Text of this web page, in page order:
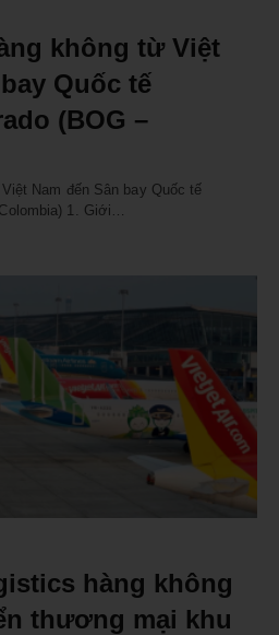
không từ Việt
Quốc tế
(BOG –
Nam đến Sân bay Quốc tế
1. Giới…
hàng không
thương mại khu